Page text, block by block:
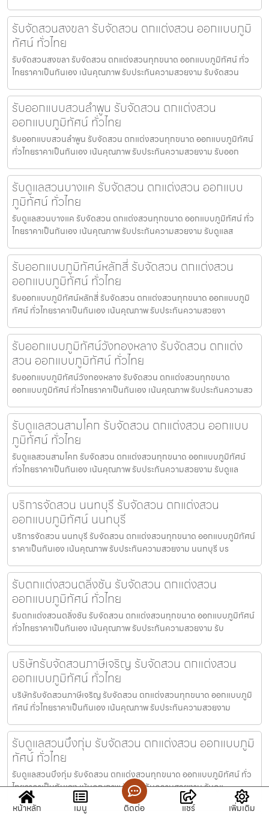
รับจัดสวนสงขลา รับจัดสวน ตกแต่งสวน ออกแบบภูมิ
ทัศน์ ทั่วไทย
รับจัดสวนสงขลา รับจัดสวน ตกแต่งสวนทุกขนาด ออกแบบภูมิทัศน์ ทั่ว
ไทยราคาเป็นกันเอง เน้นคุณภาพ รับประกันความสวยงาม รับจัดสวน
รับออกแบบสวนลำพูน รับจัดสวน ตกแต่งสวน
ออกแบบภูมิทัศน์ ทั่วไทย
รับออกแบบสวนลำพูน รับจัดสวน ตกแต่งสวนทุกขนาด ออกแบบภูมิทัศน์
ทั่วไทยราคาเป็นกันเอง เน้นคุณภาพ รับประกันความสวยงาม รับออก
รับดูแลสวนบางแค รับจัดสวน ตกแต่งสวน ออกแบบ
ภูมิทัศน์ ทั่วไทย
รับดูแลสวนบางแค รับจัดสวน ตกแต่งสวนทุกขนาด ออกแบบภูมิทัศน์ ทั่ว
ไทยราคาเป็นกันเอง เน้นคุณภาพ รับประกันความสวยงาม รับดูแลส
รับออกแบบภูมิทัศน์หลักสี่ รับจัดสวน ตกแต่งสวน
ออกแบบภูมิทัศน์ ทั่วไทย
รับออกแบบภูมิทัศน์หลักสี่ รับจัดสวน ตกแต่งสวนทุกขนาด ออกแบบภูมิ
ทัศน์ ทั่วไทยราคาเป็นกันเอง เน้นคุณภาพ รับประกันความสวยงา
รับออกแบบภูมิทัศน์วังทองหลาง รับจัดสวน ตกแต่ง
สวน ออกแบบภูมิทัศน์ ทั่วไทย
รับออกแบบภูมิทัศน์วังทองหลาง รับจัดสวน ตกแต่งสวนทุกขนาด
ออกแบบภูมิทัศน์ ทั่วไทยราคาเป็นกันเอง เน้นคุณภาพ รับประกันความสว
รับดูแลสวนสามโคก รับจัดสวน ตกแต่งสวน ออกแบบ
ภูมิทัศน์ ทั่วไทย
รับดูแลสวนสามโคก รับจัดสวน ตกแต่งสวนทุกขนาด ออกแบบภูมิทัศน์
ทั่วไทยราคาเป็นกันเอง เน้นคุณภาพ รับประกันความสวยงาม รับดูแล
บริการจัดสวน นนทบุรี รับจัดสวน ตกแต่งสวน
ออกแบบภูมิทัศน์ นนทบุรี
บริการจัดสวน นนทบุรี รับจัดสวน ตกแต่งสวนทุกขนาด ออกแบบภูมิทัศน์
ราคาเป็นกันเอง เน้นคุณภาพ รับประกันความสวยงาม นนทบุรี บร
รับตกแต่งสวนตลิ่งชัน รับจัดสวน ตกแต่งสวน
ออกแบบภูมิทัศน์ ทั่วไทย
รับตกแต่งสวนตลิ่งชัน รับจัดสวน ตกแต่งสวนทุกขนาด ออกแบบภูมิทัศน์
ทั่วไทยราคาเป็นกันเอง เน้นคุณภาพ รับประกันความสวยงาม รับ
บริษัทรับจัดสวนภาษีเจริญ รับจัดสวน ตกแต่งสวน
ออกแบบภูมิทัศน์ ทั่วไทย
บริษัทรับจัดสวนภาษีเจริญ รับจัดสวน ตกแต่งสวนทุกขนาด ออกแบบภูมิ
ทัศน์ ทั่วไทยราคาเป็นกันเอง เน้นคุณภาพ รับประกันความสวยงาม
รับดูแลสวนบึงกุ่ม รับจัดสวน ตกแต่งสวน ออกแบบภูมิ
ทัศน์ ทั่วไทย
รับดูแลสวนบึงกุ่ม รับจัดสวน ตกแต่งสวนทุกขนาด ออกแบบภูมิทัศน์ ทั่ว
ไทยราคาเป็นกันเอง เน้นคุณภาพ รับประกันความสวยงาม รับดูแ
หน้าหลัก เมนู ติดต่อ แชร์ เพิ่มเติม